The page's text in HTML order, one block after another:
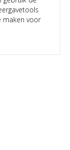
maken voor